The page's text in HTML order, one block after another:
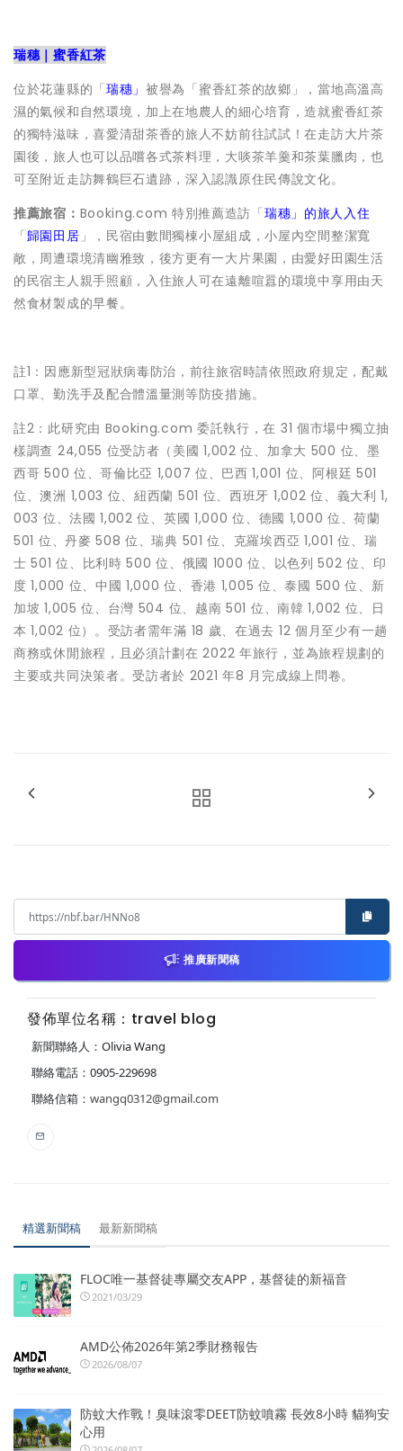
瑞穗｜蜜香紅茶
位於花蓮縣的「瑞穗」被譽為「蜜香紅茶的故鄉」，當地高溫高
濕的氣候和自然環境，加上在地農人的細心培育，造就蜜香紅茶
的獨特滋味，喜愛清甜茶香的旅人不妨前往試試！在走訪大片茶
園後，旅人也可以品嚐各式茶料理，大啖茶羊羹和茶葉臘肉，也
可至附近走訪舞鶴巨石遺跡，深入認識原住民傳說文化。
推薦旅宿： Booking.com 特別推薦造訪「瑞穗」的旅人入住
「歸園田居」，民宿由數間獨棟小屋組成，小屋內空間整潔寬
敞，周遭環境清幽雅致，後方更有一大片果園，由愛好田園生活
的民宿主人親手照顧，入住旅人可在遠離喧囂的環境中享用由天
然食材製成的早餐。
註1：因應新型冠狀病毒防治，前往旅宿時請依照政府規定，配戴
口罩、勤洗手及配合體溫量測等防疫措施。
註2：此研究由 Booking.com 委託執行，在 31 個市場中獨立抽
樣調查 24,055 位受訪者（美國 1,002 位、加拿大 500 位、墨
西哥 500 位、哥倫比亞 1,007 位、巴西 1,001 位、阿根廷 501
位、澳洲 1,003 位、紐西蘭 501 位、西班牙 1,002 位、義大利 1,
003 位、法國 1,002 位、英國 1,000 位、德國 1,000 位、荷蘭
501 位、丹麥 508 位、瑞典 501 位、克羅埃西亞 1,001 位、瑞
士 501 位、比利時 500 位、俄國 1000 位、以色列 502 位、印
度 1,000 位、中國 1,000 位、香港 1,005 位、泰國 500 位、新
加坡 1,005 位、台灣 504 位、越南 501 位、南韓 1,002 位、日
本 1,002 位）。受訪者需年滿 18 歲、在過去 12 個月至少有一趟
商務或休閒旅程，且必須計劃在 2022 年旅行，並為旅程規劃的
主要或共同決策者。受訪者於 2021 年8 月完成線上問卷。
推廣新聞稿
發佈單位名稱：travel blog
新聞聯絡人：Olivia Wang
聯絡電話：0905-229698
聯絡信箱： wangq0312@gmail.com
精選新聞稿 最新新聞稿
FLOC唯一基督徒專屬交友APP，基督徒的新福音
2021/03/29
AMD公佈2026年第2季財務報告
2026/08/07
防蚊大作戰！臭味滾零DEET防蚊噴霧 長效8小時 貓狗安
心用